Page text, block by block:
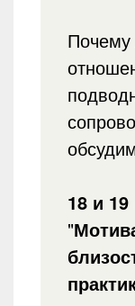
18 и
"